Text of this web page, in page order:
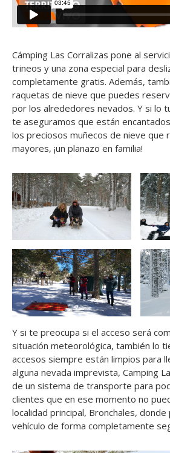
Cámping Las Corralizas pone al
trineos y una zona especial para
completamente gratis. Además,
raquetas de nieve que puedes
por los alrededores nevados. Y si lo
te aseguramos que están
los preciosos muñecos de nieve que
mayores, ¡un planazo en familia!
Y si te preocupa si el acceso será
situación meteorológica, también lo
accesos siempre están limpios para
alguna nevada imprevista, Camping
de un sistema de transporte para
clientes que en ese momento no
localidad principal, Bronchales,
vehículo de forma completamente